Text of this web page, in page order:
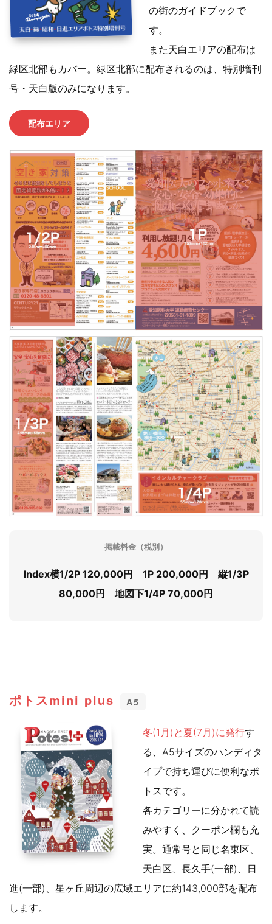
の街のガイドブックで
す。
また天白エリアの配布は
緑区北部もカバー。緑区北部に配布されるのは、特別増刊
号・天白版のみになります。
配布エリア
掲載料金（税別）
Index横1/2P 120,000円 1P 200,000円 縦1/3P
80,000円 地図下1/4P 70,000円
ポトスmini plus A5
冬(1月)と夏(7月)に発行す
る、A5サイズのハンディタ
イプで持ち運びに便利なポ
トスです。
各カテゴリーに分かれて読
みやすく、クーポン欄も充
実。通常号と同じ名東区、
天白区、長久手(一部)、日
進(一部)、星ヶ丘周辺の広域エリアに約143,000部を配布
します。